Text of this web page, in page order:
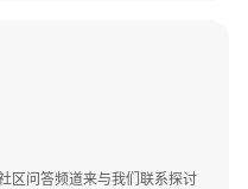
区问答频道来与我们联系探讨